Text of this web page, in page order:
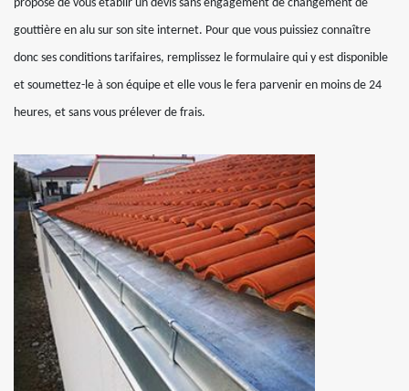
propose de vous établir un devis sans engagement de changement de
gouttière en alu sur son site internet. Pour que vous puissiez connaître
donc ses conditions tarifaires, remplissez le formulaire qui y est disponible
et soumettez-le à son équipe et elle vous le fera parvenir en moins de 24
heures, et sans vous prélever de frais.